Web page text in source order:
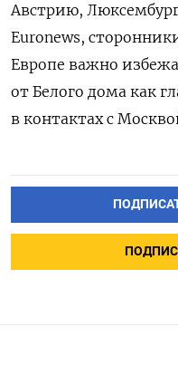
Австрию,
Euronews,
Европе важно
от Белого дома как
в контактах с